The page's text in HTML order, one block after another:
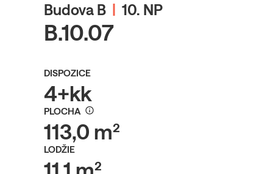
Budova B | 10. NP
B.10.07
DISPOZICE
4+kk
PLOCHA
113,0 m²
LODŽIE